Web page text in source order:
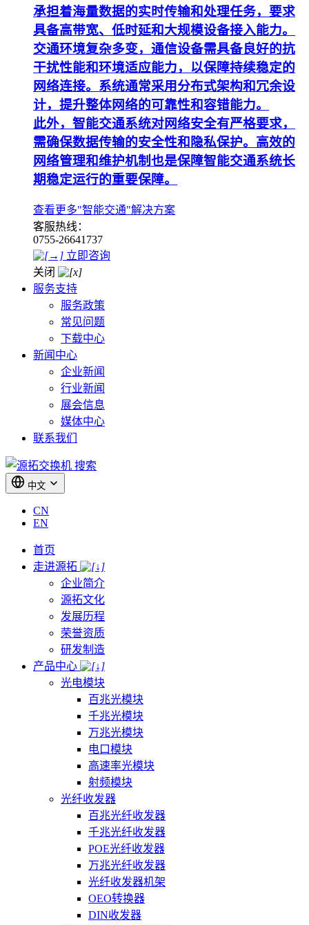
承担着海量数据的实时传输和处理任务，要求
具备高带宽、低时延和大规模设备接入能力。
交通环境复杂多变，通信设备需具备良好的抗
干扰性能和环境适应能力，以保障持续稳定的
网络连接。系统通常采用分布式架构和冗余设
计，提升整体网络的可靠性和容错能力。
此外，智能交通系统对网络安全有严格要求，
需确保数据传输的安全性和隐私保护。高效的
网络管理和维护机制也是保障智能交通系统长
期稳定运行的重要保障。
查看更多"智能交通"解决方案
客服热线：
0755-26641737
立即咨询
关闭
服务支持
服务政策
常见问题
下载中心
新闻中心
企业新闻
行业新闻
展会信息
媒体中心
联系我们
搜索
中文
CN
EN
首页
走进源拓
企业简介
源拓文化
发展历程
荣誉资质
研发制造
产品中心
光电模块
百兆光模块
千兆光模块
万兆光模块
电口模块
高速率光模块
射频模块
光纤收发器
百兆光纤收发器
千兆光纤收发器
POE光纤收发器
万兆光纤收发器
光纤收发器机架
OEO转换器
DIN收发器